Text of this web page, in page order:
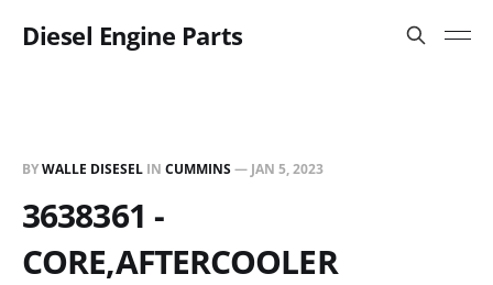
Diesel Engine Parts
BYWALLE DISESEL IN CUMMINS— JAN 5, 2023
3638361 -
CORE,AFTERCOOLER